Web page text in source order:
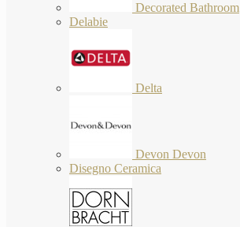
Decorated Bathroom
Delabie
Delta
Devon Devon
Disegno Ceramica